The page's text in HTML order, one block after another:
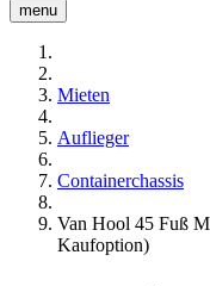
menu
Mieten
Auflieger
Containerchassis
Van Hool 45 Fuß
Kaufoption)